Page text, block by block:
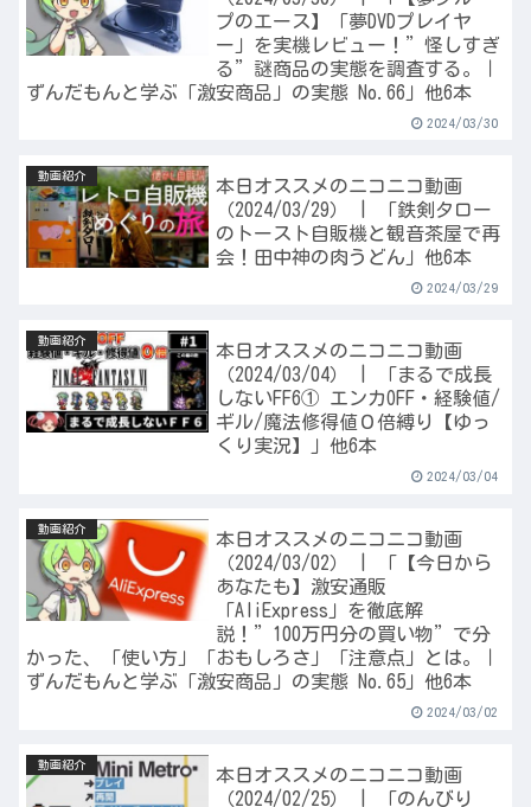
プのエース】「夢DVDプレイヤ
ー」を実機レビュー！”怪しすぎ
る”謎商品の実態を調査する。｜
ずんだもんと学ぶ「激安商品」の実態 No.66」他6本
2024/03/30
動画紹介
本日オススメのニコニコ動画
（2024/03/29） | 「鉄剣タロー
のトースト自販機と観音茶屋で再
会！田中神の肉うどん」他6本
2024/03/29
動画紹介
本日オススメのニコニコ動画
（2024/03/04） | 「まるで成長
しないFF6① エンカOFF・経験値/
ギル/魔法修得値０倍縛り【ゆっ
くり実況】」他6本
2024/03/04
動画紹介
本日オススメのニコニコ動画
（2024/03/02） | 「【今日から
あなたも】激安通販
「AliExpress」を徹底解
説！”100万円分の買い物”で分
かった、「使い方」「おもしろさ」「注意点」とは。｜
ずんだもんと学ぶ「激安商品」の実態 No.65」他6本
2024/03/02
動画紹介
本日オススメのニコニコ動画
（2024/02/25） | 「のんびり